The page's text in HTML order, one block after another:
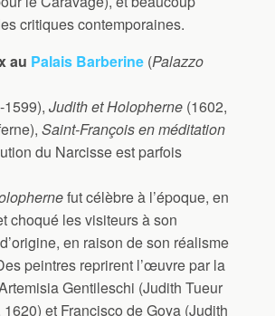
critiques contemporaines.
au Palais Barberine (Palazzo
1599),Judith et Holopherne (1602,
Saint-François en méditation
du Narcisse est parfois
fut célèbre à l’époque, en
choqué les visiteurs à son
en raison de son réalisme
peintres reprirent l’œuvre par la
Gentileschi (Judith Tueur
1620) et Francisco de Goya (Judith